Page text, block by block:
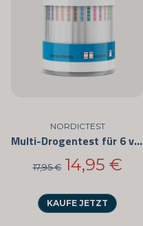
NORDICTEST
Multi-Drogentest für 6 verschiedene Substanzen
17,95 € 14,95 €
KAUFE JETZT